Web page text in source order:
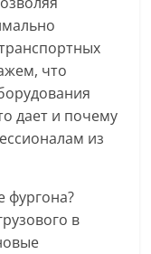
что
дает и почему
из
фургона?
в